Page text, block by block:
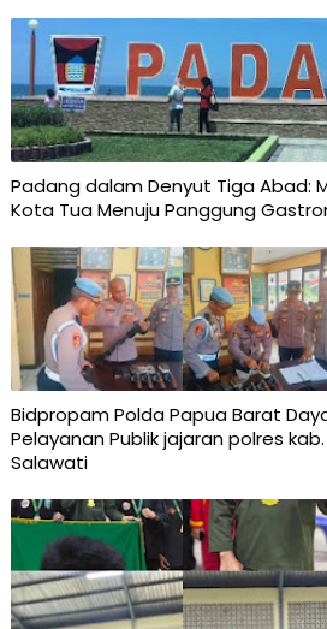
Padang dalam Denyut Tiga Abad:
Kota Tua Menuju Panggung
Bidpropam Polda Papua Barat
Pelayanan Publik jajaran polres
Salawati